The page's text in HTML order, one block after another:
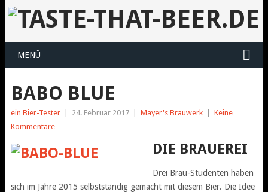
MENÜ
BABO BLUE
ein Bier-Tester 24. Februar 2017 Mayer's Brauwerk
Keine
Kommentare
DIE BRAUEREI
Drei Brau-Studenten haben
sich im Jahre 2015 selbstständig gemacht mit diesem Bier. Die Idee